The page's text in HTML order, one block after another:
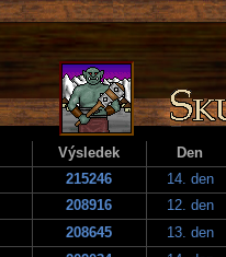
Výsledek
Den
215246
14. den
208916
12. den
208645
13. den